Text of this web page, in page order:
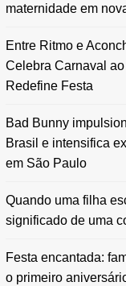
maternidade em
Entre Ritmo e
Celebra Carnaval
Redefine Festa
Bad Bunny
Brasil e intensifica
em São Paulo
Quando uma filha
significado de uma
Festa encantada:
o primeiro